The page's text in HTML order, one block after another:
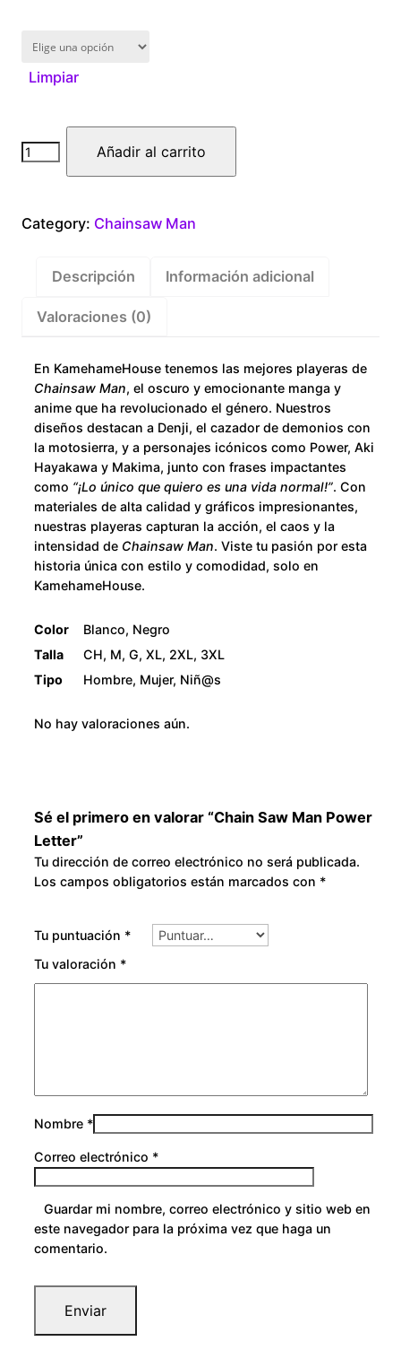
Limpiar
Chain
Power
cantidad
Añadir al carrito
Category: Chainsaw Man
Descripción Información adicional
Valoraciones (0)
En KamehameHouse tenemos las mejores playeras de
Chainsaw Man, el oscuro y emocionante manga y
anime que ha revolucionado el género. Nuestros
diseños destacan a Denji, el cazador de demonios con
la motosierra, y a personajes icónicos como Power, Aki
Hayakawa y Makima, junto con frases impactantes
como “¡Lo único que quiero es una vida normal!”. Con
materiales de alta calidad y gráficos impresionantes,
nuestras playeras capturan la acción, el caos y la
intensidad de Chainsaw Man. Viste tu pasión por esta
historia única con estilo y comodidad, solo en
KamehameHouse.
Color
Blanco, Negro
Talla
CH, M, G, XL, 2XL, 3XL
Tipo
Hombre, Mujer, Niñ@s
No hay valoraciones aún.
Sé el primero en valorar “Chain Saw Man Power
Letter”
Tu dirección de correo electrónico no será publicada.
Los campos obligatorios están marcados con *
Tu puntuación *
Tu valoración *
Nombre *
Correo electrónico *
Guardar mi nombre, correo electrónico y sitio web en
este navegador para la próxima vez que haga un
comentario.